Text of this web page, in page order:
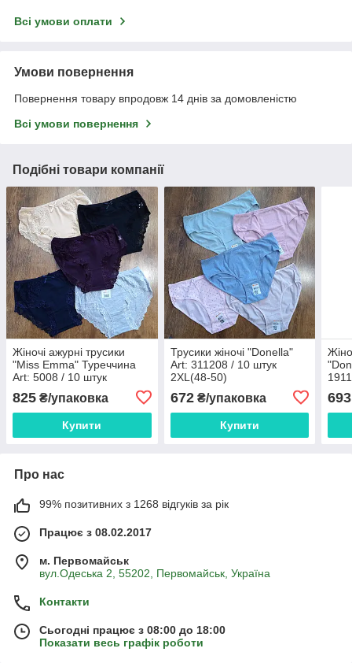
Всі умови оплати
Умови повернення
Повернення товару впродовж 14 днів за домовленістю
Всі умови повернення
Подібні товари компанії
Жіночі ажурні трусики
"Miss Emma" Туреччина
Art: 5008 / 10 штук
825 ₴/упаковка
Купити
Трусики жіночі "Donella"
Art: 311208 / 10 штук
2XL(48-50)
672₴/упаковка
Купити
693
Про нас
99% позитивних з 1268 відгуків за рік
Працює з 08.02.2017
м. Первомайськ
вул.Одеська 2, 55202, Первомайськ, Україна
Контакти
Сьогодні працює з 08:00 до 18:00
Показати весь графік роботи